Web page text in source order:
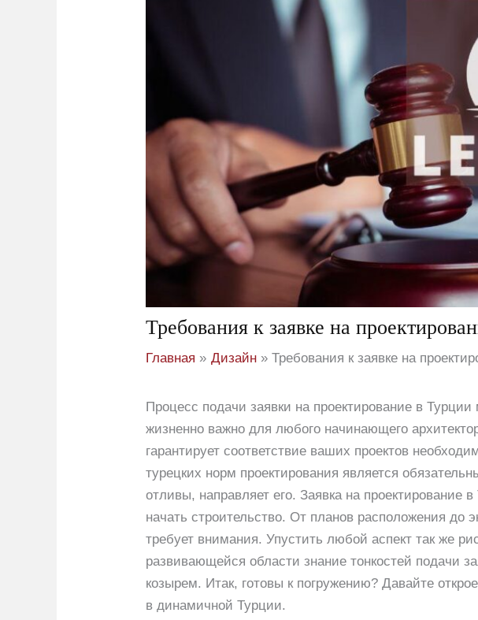
Требования к заявке на
Главная Дизайн Требования к заявке на
Процесс подачи заявки на проектирование в
жизненно важно для любого начинающего
гарантирует соответствие ваших проектов
турецких норм проектирования является
отливы, направляет его. Заявка на
начать строительство. От планов расположения до
требует внимания. Упустить любой аспект так же
развивающейся области знание тонкостей подачи
козырем. Итак, готовы к погружению? Давайте
в динамичной Турции.